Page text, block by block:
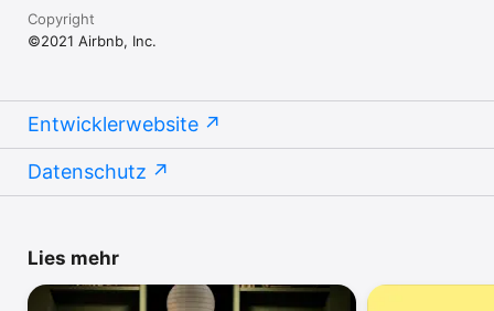
Copyright
©2021 Airbnb, Inc.
Entwicklerwebsite
Datenschutz
Lies mehr